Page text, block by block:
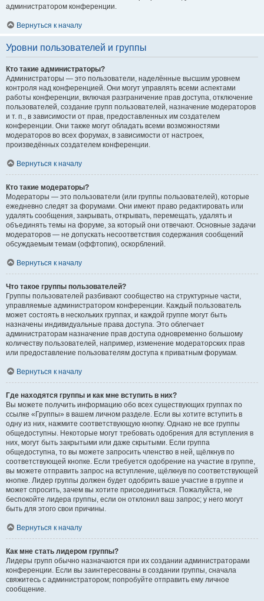
администратором конференции.
Вернуться к началу
Уровни пользователей и группы
Кто такие администраторы?
Администраторы — это пользователи, наделённые высшим уровнем
контроля над конференцией. Они могут управлять всеми аспектами
работы конференции, включая разграничение прав доступа, отключение
пользователей, создание групп пользователей, назначение модераторов
и т. п., в зависимости от прав, предоставленных им создателем
конференции. Они также могут обладать всеми возможностями
модераторов во всех форумах, в зависимости от настроек,
произведённых создателем конференции.
Вернуться к началу
Кто такие модераторы?
Модераторы — это пользователи (или группы пользователей), которые
ежедневно следят за форумами. Они имеют право редактировать или
удалять сообщения, закрывать, открывать, перемещать, удалять и
объединять темы на форуме, за который они отвечают. Основные задачи
модераторов — не допускать несоответствия содержания сообщений
обсуждаемым темам (оффтопик), оскорблений.
Вернуться к началу
Что такое группы пользователей?
Группы пользователей разбивают сообщество на структурные части,
управляемые администратором конференции. Каждый пользователь
может состоять в нескольких группах, и каждой группе могут быть
назначены индивидуальные права доступа. Это облегчает
администраторам назначение прав доступа одновременно большому
количеству пользователей, например, изменение модераторских прав
или предоставление пользователям доступа к приватным форумам.
Вернуться к началу
Где находятся группы и как мне вступить в них?
Вы можете получить информацию обо всех существующих группах по
ссылке «Группы» в вашем личном разделе. Если вы хотите вступить в
одну из них, нажмите соответствующую кнопку. Однако не все группы
общедоступны. Некоторые могут требовать одобрения для вступления в
них, могут быть закрытыми или даже скрытыми. Если группа
общедоступна, то вы можете запросить членство в ней, щёлкнув по
соответствующей кнопке. Если требуется одобрение на участие в группе,
вы можете отправить запрос на вступление, щёлкнув по соответствующей
кнопке. Лидер группы должен будет одобрить ваше участие в группе и
может спросить, зачем вы хотите присоединиться. Пожалуйста, не
беспокойте лидера группы, если он отклонил ваш запрос; у него могут
быть для этого свои причины.
Вернуться к началу
Как мне стать лидером группы?
Лидеры групп обычно назначаются при их создании администраторами
конференции. Если вы заинтересованы в создании группы, сначала
свяжитесь с администратором; попробуйте отправить ему личное
сообщение.